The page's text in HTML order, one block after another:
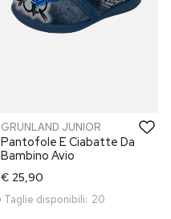
GRUNLAND JUNIOR
Pantofole E Ciabatte Da
Bambino Avio
€ 25,90
Taglie disponibili: 20